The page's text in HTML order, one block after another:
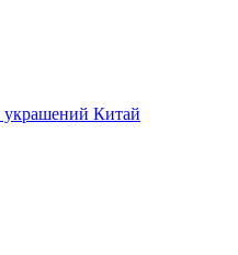
украшений Китай